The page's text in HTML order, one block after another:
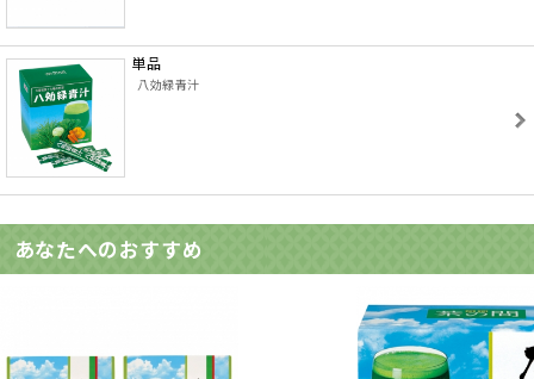
単品
八効緑青汁
あなたへのおすすめ